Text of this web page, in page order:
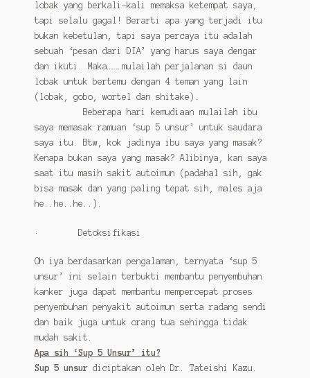
lobak yang berkali-kali memaksa ketempat saya,
tapi selalu gagal! Berarti apa yang terjadi itu
bukan kebetulan, tapi saya percaya itu adalah
sebuah ‘pesan dari DIA’ yang harus saya dengar
dan ikuti. Maka…….mulailah perjalanan si daun
lobak untuk bertemu dengan 4 teman yang lain
(lobak, gobo, wortel dan shitake).
Beberapa hari kemudiaan mulailah ibu
saya memasak ramuan ‘sup 5 unsur’ untuk saudara
saya itu. Btw, kok jadinya ibu saya yang masak?
Kenapa bukan saya yang masak? Alibinya, kan saya
saat itu masih sakit autoimun (padahal sih, gak
bisa masak dan yang paling tepat sih, males aja
he..he..he..).
· Detoksifikasi
Oh iya berdasarkan pengalaman, ternyata ‘sup 5
unsur’ ini selain terbukti membantu penyembuhan
kanker juga dapat membantu mempercepat proses
penyembuhan penyakit autoimun serta radang sendi
dan baik juga untuk orang tua sehingga tidak
mudah sakit.
Apa sih ‘Sup 5 Unsur’ itu?
Sup 5 unsurdiciptakan oleh Dr. Tateishi Kazu.